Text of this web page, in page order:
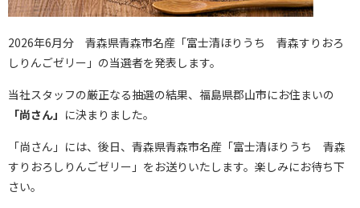
2026年6月分 青森県青森市名産「富士清ほりうち 青森すりおろ
しりんごゼリー」の当選者を発表します。
当社スタッフの厳正なる抽選の結果、福島県郡山市にお住まいの
「尚さん」 に決まりました。
「尚さん」には、後日、青森県青森市名産「富士清ほりうち 青森
すりおろしりんごゼリー」をお送りいたします。楽しみにお待ち下
さい。